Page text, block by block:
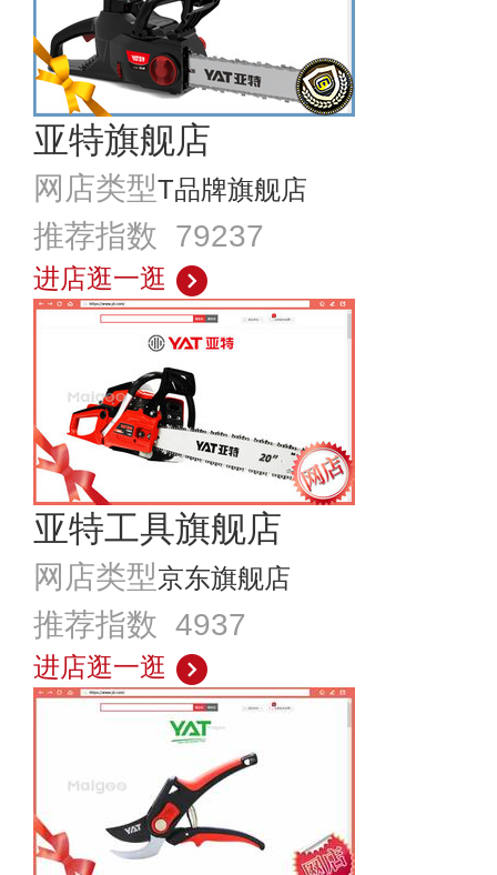
亚特旗舰店
网店类型T品牌旗舰店
推荐指数 79237
进店逛一逛
亚特工具旗舰店
网店类型京东旗舰店
推荐指数 4937
进店逛一逛